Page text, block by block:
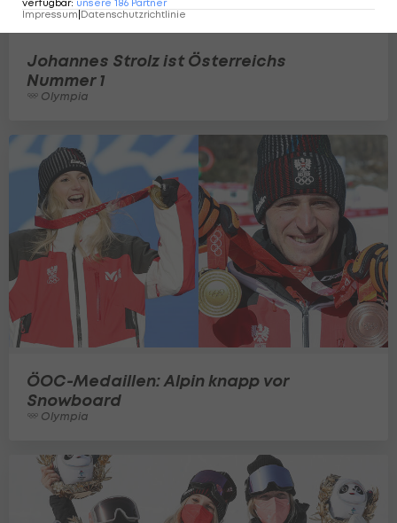
Johannes Strolz ist Österreichs
Nummer 1
Olympia
ÖOC-Medaillen: Alpin knapp vor
Snowboard
Olympia
verfügbar: unsere 186 Partner
Impressum Datenschutzrichtlinie